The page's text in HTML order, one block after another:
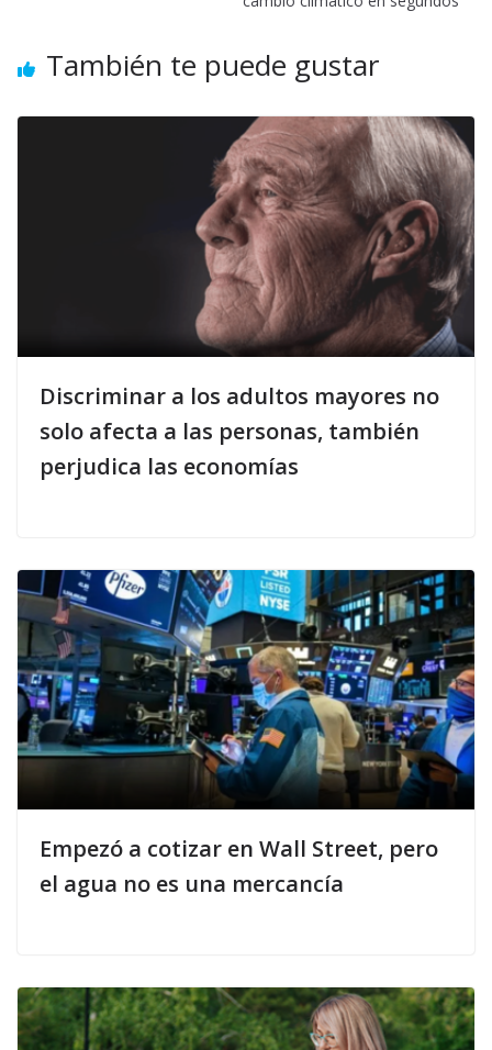
También te puede gustar
Discriminar a los adultos mayores no
solo afecta a las personas, también
perjudica las economías
Empezó a cotizar en Wall Street, pero
el agua no es una mercancía